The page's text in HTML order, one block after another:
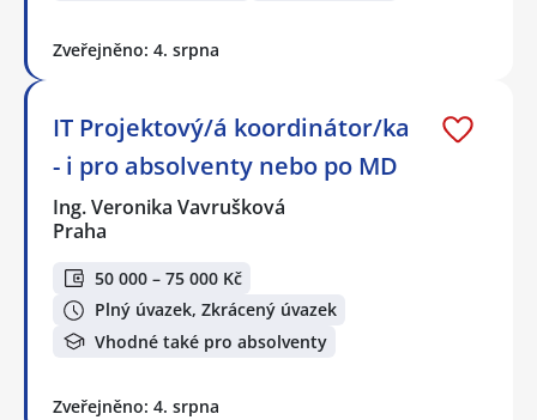
Zveřejněno: 4. srpna
IT Projektový/á koordinátor/ka
- i pro absolventy nebo po MD
Ing. Veronika Vavrušková
Praha
50 000 – 75 000 Kč
Plný úvazek, Zkrácený úvazek
Vhodné také pro absolventy
Zveřejněno: 4. srpna